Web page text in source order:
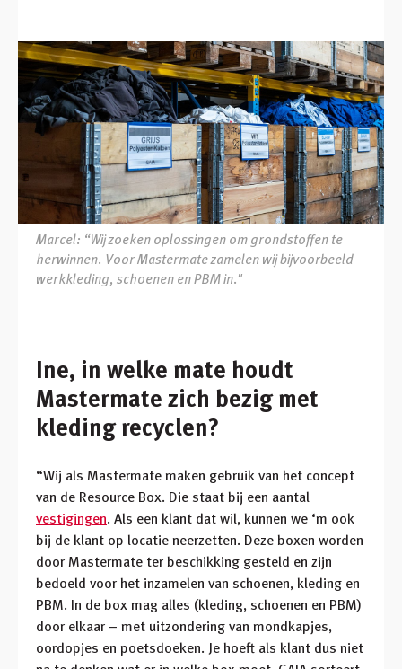
Marcel: “Wij zoeken oplossingen om grondstoffen te
herwinnen. Voor Mastermate zamelen wij bijvoorbeeld
werkkleding, schoenen en PBM in."
Ine, in welke mate houdt
Mastermate zich bezig met
kleding recyclen?
“Wij als Mastermate maken gebruik van het concept
van de Resource Box. Die staat bij een aantal
vestigingen. Als een klant dat wil, kunnen we ‘m ook
bij de klant op locatie neerzetten. Deze boxen worden
door Mastermate ter beschikking gesteld en zijn
bedoeld voor het inzamelen van schoenen, kleding en
PBM. In de box mag alles (kleding, schoenen en PBM)
door elkaar – met uitzondering van mondkapjes,
oordopjes en poetsdoeken. Je hoeft als klant dus niet